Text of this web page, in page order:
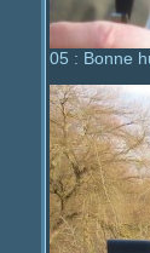
05 : Bonne